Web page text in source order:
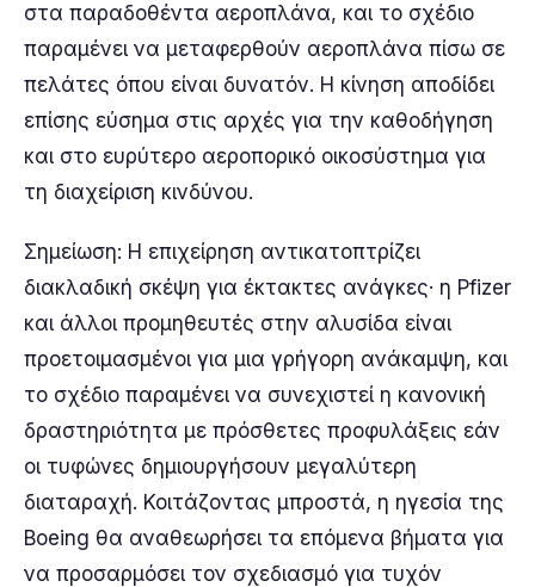
στα παραδοθέντα αεροπλάνα, και το σχέδιο
παραμένει να μεταφερθούν αεροπλάνα πίσω σε
πελάτες όπου είναι δυνατόν. Η κίνηση αποδίδει
επίσης εύσημα στις αρχές για την καθοδήγηση
και στο ευρύτερο αεροπορικό οικοσύστημα για
τη διαχείριση κινδύνου.
Σημείωση: Η επιχείρηση αντικατοπτρίζει
διακλαδική σκέψη για έκτακτες ανάγκες· η Pfizer
και άλλοι προμηθευτές στην αλυσίδα είναι
προετοιμασμένοι για μια γρήγορη ανάκαμψη, και
το σχέδιο παραμένει να συνεχιστεί η κανονική
δραστηριότητα με πρόσθετες προφυλάξεις εάν
οι τυφώνες δημιουργήσουν μεγαλύτερη
διαταραχή. Κοιτάζοντας μπροστά, η ηγεσία της
Boeing θα αναθεωρήσει τα επόμενα βήματα για
να προσαρμόσει τον σχεδιασμό για τυχόν